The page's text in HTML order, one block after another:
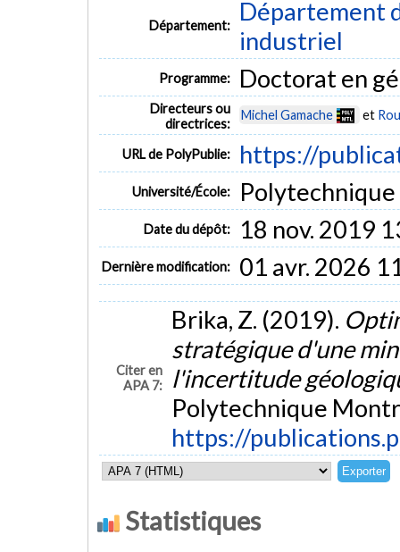
Département:
Département
industriel
Programme: Doctorat en
Directeurs ou
directrices:
Michel Gamache et
URL de PolyPublie: https://
Université/École:
Date du dépôt: 18 nov. 2019
Dernière modification: 01 avr. 2026
Citer en
APA 7:
Brika, Z. (2019).
stratégique d'une
l'incertitude
Polytechnique
https://
Statistiques